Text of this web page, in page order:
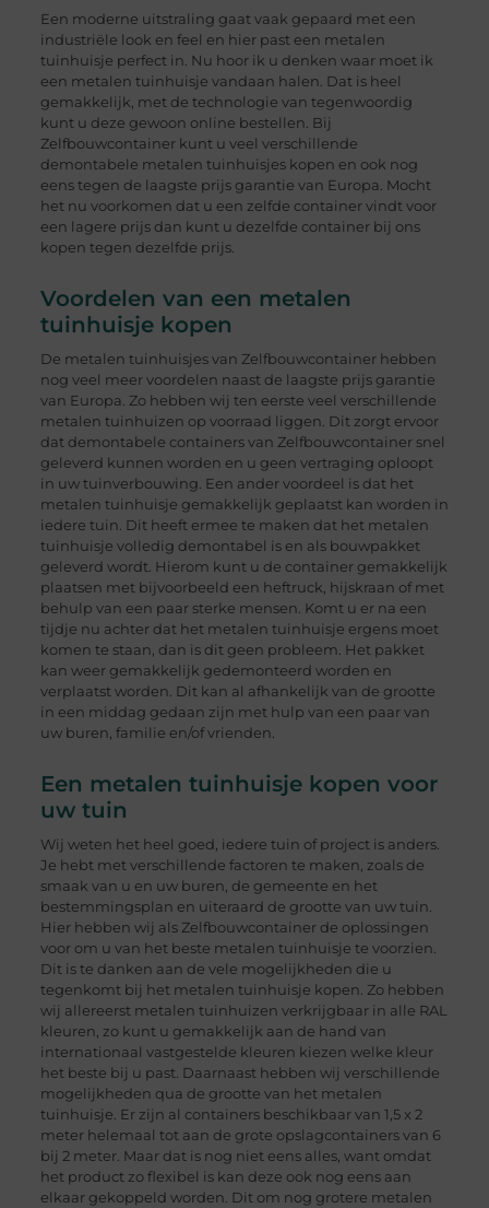
Een moderne uitstraling gaat vaak gepaard met een
industriële look en feel en hier past een metalen
tuinhuisje perfect in. Nu hoor ik u denken waar moet ik
een metalen tuinhuisje vandaan halen. Dat is heel
gemakkelijk, met de technologie van tegenwoordig
kunt u deze gewoon online bestellen. Bij
Zelfbouwcontainer kunt u veel verschillende
demontabele metalen tuinhuisjes kopen en ook nog
eens tegen de laagste prijs garantie van Europa. Mocht
het nu voorkomen dat u een zelfde container vindt voor
een lagere prijs dan kunt u dezelfde container bij ons
kopen tegen dezelfde prijs.
Voordelen van een metalen
tuinhuisje kopen
De metalen tuinhuisjes van Zelfbouwcontainer hebben
nog veel meer voordelen naast de laagste prijs garantie
van Europa. Zo hebben wij ten eerste veel verschillende
metalen tuinhuizen op voorraad liggen. Dit zorgt ervoor
dat demontabele containers van Zelfbouwcontainer snel
geleverd kunnen worden en u geen vertraging oploopt
in uw tuinverbouwing. Een ander voordeel is dat het
metalen tuinhuisje gemakkelijk geplaatst kan worden in
iedere tuin. Dit heeft ermee te maken dat het metalen
tuinhuisje volledig demontabel is en als bouwpakket
geleverd wordt. Hierom kunt u de container gemakkelijk
plaatsen met bijvoorbeeld een heftruck, hijskraan of met
behulp van een paar sterke mensen. Komt u er na een
tijdje nu achter dat het metalen tuinhuisje ergens moet
komen te staan, dan is dit geen probleem. Het pakket
kan weer gemakkelijk gedemonteerd worden en
verplaatst worden. Dit kan al afhankelijk van de grootte
in een middag gedaan zijn met hulp van een paar van
uw buren, familie en/of vrienden.
Een metalen tuinhuisje kopen voor
uw tuin
Wij weten het heel goed, iedere tuin of project is anders.
Je hebt met verschillende factoren te maken, zoals de
smaak van u en uw buren, de gemeente en het
bestemmingsplan en uiteraard de grootte van uw tuin.
Hier hebben wij als Zelfbouwcontainer de oplossingen
voor om u van het beste metalen tuinhuisje te voorzien.
Dit is te danken aan de vele mogelijkheden die u
tegenkomt bij het metalen tuinhuisje kopen. Zo hebben
wij allereerst metalen tuinhuizen verkrijgbaar in alle RAL
kleuren, zo kunt u gemakkelijk aan de hand van
internationaal vastgestelde kleuren kiezen welke kleur
het beste bij u past. Daarnaast hebben wij verschillende
mogelijkheden qua de grootte van het metalen
tuinhuisje. Er zijn al containers beschikbaar van 1,5 x 2
meter helemaal tot aan de grote opslagcontainers van 6
bij 2 meter. Maar dat is nog niet eens alles, want omdat
het product zo flexibel is kan deze ook nog eens aan
elkaar gekoppeld worden. Dit om nog grotere metalen